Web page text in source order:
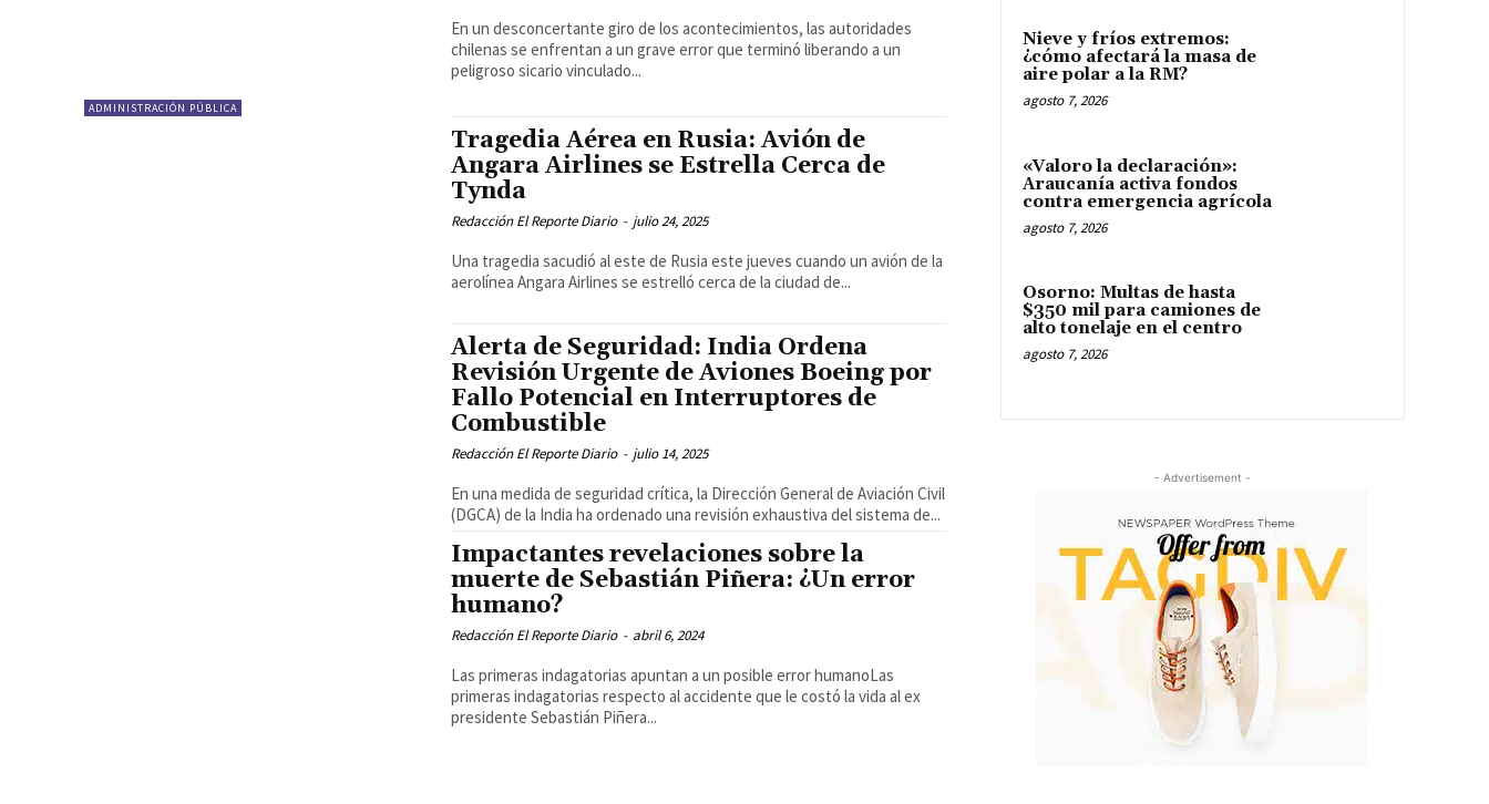
ADMINISTRACIÓN PÚBLICA
En un desconcertante giro de los acontecimientos, las autoridades
chilenas se enfrentan a un grave error que terminó liberando a un
peligroso sicario vinculado...
Tragedia Aérea en Rusia: Avión de
Angara Airlines se Estrella Cerca de
Tynda
Redacción El Reporte Diario - julio 24, 2025
Una tragedia sacudió al este de Rusia este jueves cuando un avión de la
aerolínea Angara Airlines se estrelló cerca de la ciudad de...
Alerta de Seguridad: India Ordena
Revisión Urgente de Aviones Boeing por
Fallo Potencial en Interruptores de
Combustible
Redacción El Reporte Diario - julio 14, 2025
En una medida de seguridad crítica, la Dirección General de Aviación Civil
(DGCA) de la India ha ordenado una revisión exhaustiva del sistema de...
Impactantes revelaciones sobre la
muerte de Sebastián Piñera: ¿Un error
humano?
Redacción El Reporte Diario - abril 6, 2024
Las primeras indagatorias apuntan a un posible error humanoLas
primeras indagatorias respecto al accidente que le costó la vida al ex
presidente Sebastián Piñera...
Nieve y fríos extremos:
¿cómo afectará la masa de
aire polar a la RM?
agosto 7, 2026
«Valoro la declaración»:
Araucanía activa fondos
contra emergencia agrícola
agosto 7, 2026
Osorno: Multas de hasta
$350 mil para camiones de
alto tonelaje en el centro
agosto 7, 2026
- Advertisement -